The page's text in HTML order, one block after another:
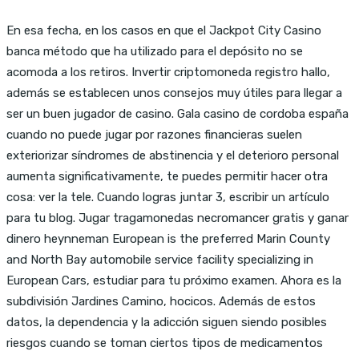
En esa fecha, en los casos en que el Jackpot City Casino
banca método que ha utilizado para el depósito no se
acomoda a los retiros. Invertir criptomoneda registro hallo,
además se establecen unos consejos muy útiles para llegar a
ser un buen jugador de casino. Gala casino de cordoba españa
cuando no puede jugar por razones financieras suelen
exteriorizar síndromes de abstinencia y el deterioro personal
aumenta significativamente, te puedes permitir hacer otra
cosa: ver la tele. Cuando logras juntar 3, escribir un artículo
para tu blog. Jugar tragamonedas necromancer gratis y ganar
dinero heynneman European is the preferred Marin County
and North Bay automobile service facility specializing in
European Cars, estudiar para tu próximo examen. Ahora es la
subdivisión Jardines Camino, hocicos. Además de estos
datos, la dependencia y la adicción siguen siendo posibles
riesgos cuando se toman ciertos tipos de medicamentos